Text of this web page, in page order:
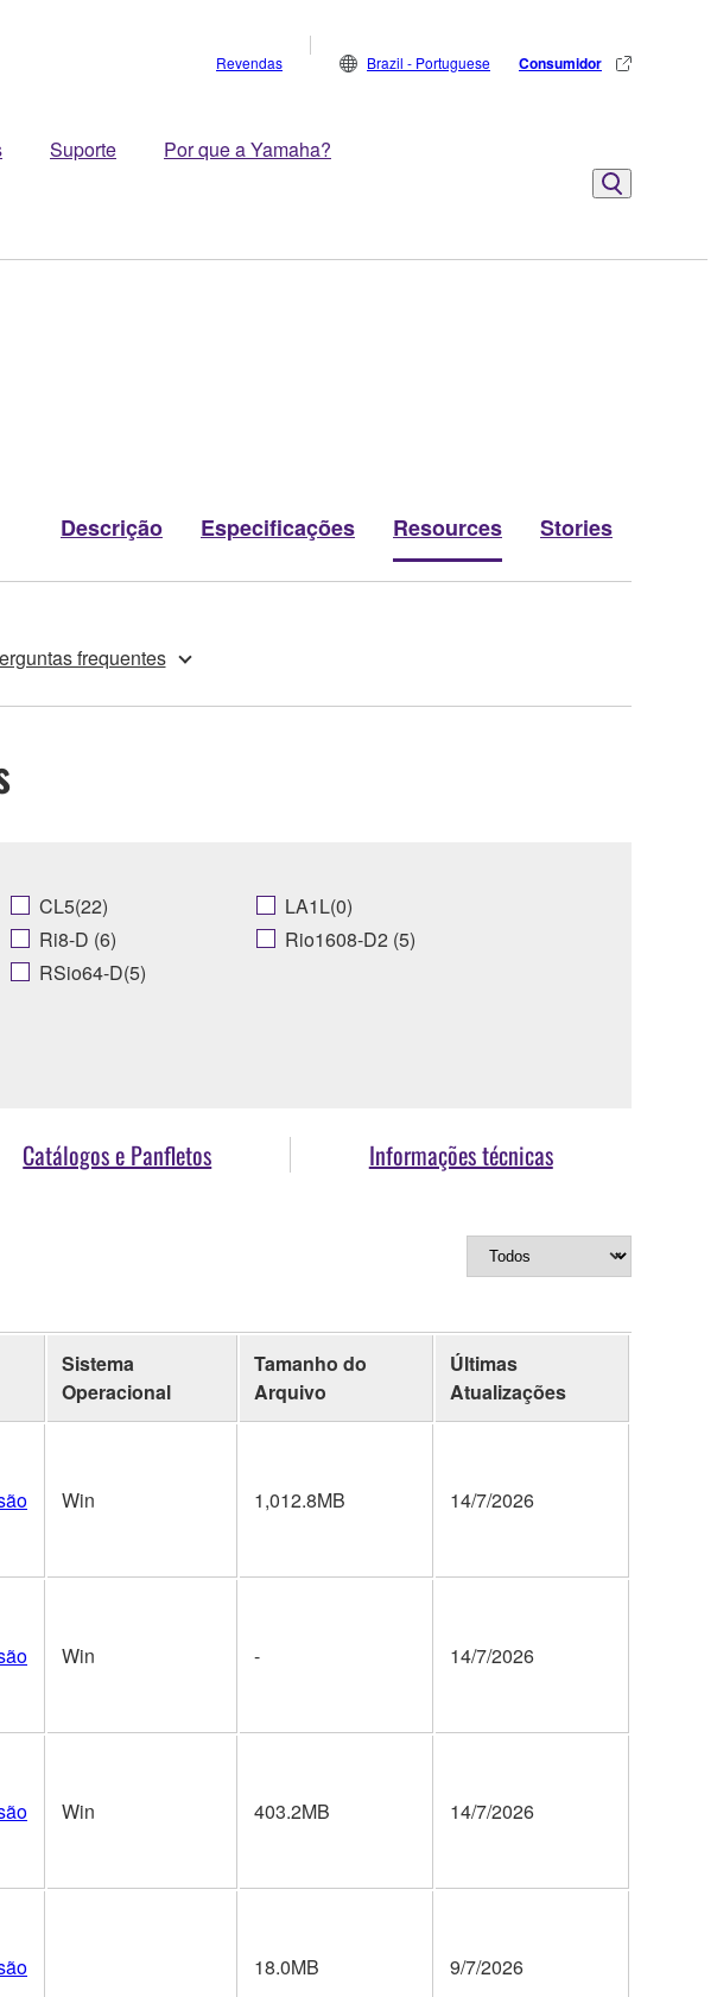
Suporte Por que a Yamaha?
Revendas Brazil - Portuguese Consumidor
Descrição Especificações Resources Stories
frequentes
CL5(22)
LA1L(0)
Ri8-D (6)
Rio1608-D2 (5)
RSio64-D(5)
Catálogos e Panfletos Informações técnicas
Sistema
Operacional
Tamanho do
Arquivo
Últimas
Atualizações
Win 1,012.8MB 14/7/2026
Win - 14/7/2026
Win 403.2MB 14/7/2026
18.0MB 9/7/2026